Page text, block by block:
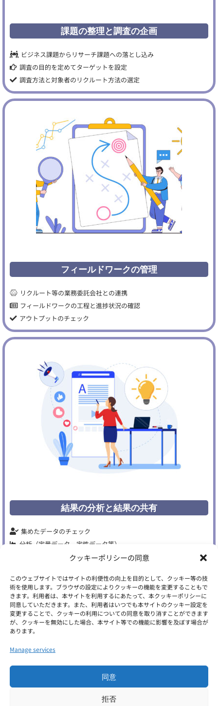
クッキーポリシーの同意
このウェブサイトではサイトの利便性の向上を目的として、クッキー等の技
術を使用します。ブラウザの設定によりクッキーの機能を変更することもで
きます。利用者は、本サイトを利用するにあたって、本クッキーポリシーに
同意していただきます。また、利用者はいつでも本サイトのクッキー設定を
変更することで、クッキーの利用についての同意を取り消すことができます
が、クッキーを無効にした場合、本サイト等での機能に影響を及ぼす場合が
あります。
Manage services
同意
拒否
課題の整理と調査の企画
ビジネス課題からリサーチ課題への落とし込み
調査の目的を定めてターゲットを設定
調査方法と対象者のリクルート方法の選定
フィールドワークの管理
リクルート等の業務委託会社との連携
フィールドワークの工程と進捗状況の確認
アウトプットのチェック
結果の分析と結果の共有
集めたデータのチェック
分析（定量データ、定性データ等）
結果のまとめと結果の共有、そして次へのアクションへのつなぎ
弊社は、ものやサービスを生み出すユーザーリサーチの体制づくりやリサーチ
スキル向上のサポートをしています。
リサーチ研修や官能評価の仕組みづくり等のご相談がありましたら、お気軽に
お問い合わせください。
© 2026 Japan Direct Research Ltd. All Rights
Reserved